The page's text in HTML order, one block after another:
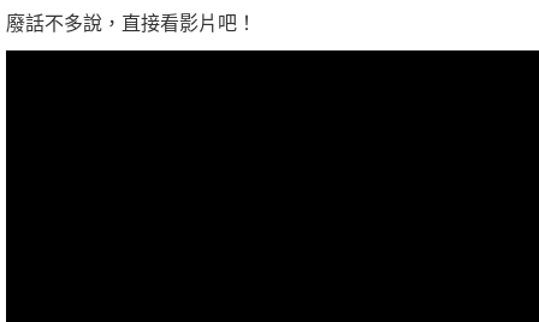
廢話不多說，直接看影片吧！